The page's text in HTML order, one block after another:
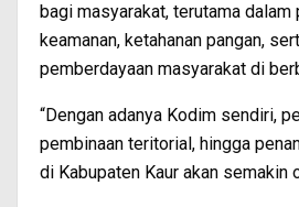
bagi masyarakat, terutama
keamanan, ketahanan pangan,
pemberdayaan masyarakat di
“Dengan adanya Kodim sendiri,
pembinaan teritorial, hingga
di Kabupaten Kaur akan semakin